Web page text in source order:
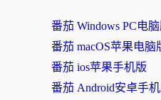
番茄 Windows PC电
番茄 macOS苹果电脑
番茄 ios苹果手机版
番茄 Android安卓手